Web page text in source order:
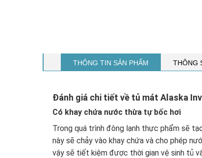
THÔNG TIN SẢN PHẨM THÔNG
Đánh giá chi tiết về tủ mát Alaska
Có khay chứa nước thừa tự bốc hơi
Trong quá trình đông lạnh thực phẩm sẽ
này sẽ chảy vào khay chứa và cho phép
vậy sẽ tiết kiệm được thời gian vệ sinh tủ